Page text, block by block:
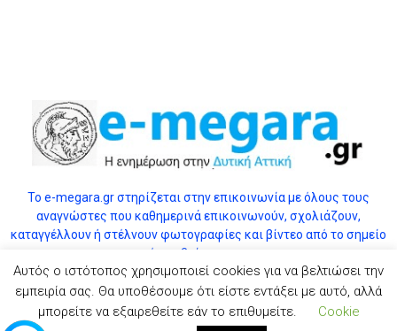
Το e-megara.gr στηρίζεται στην επικοινωνία με όλους τους
αναγνώστες που καθημερινά επικοινωνούν, σχολιάζουν,
καταγγέλλουν ή στέλνουν φωτογραφίες και βίντεο από το σημείο
όπου βρίσκονται.
Αποποίηση ευθύνης (εικόνες & διαγράμματα) Επικοινωνία
© 2025 E-
Αυτός ο ιστότοπος χρησιμοποιεί cookies για να βελτιώσει την
εμπειρία σας. Θα υποθέσουμε ότι είστε εντάξει με αυτό, αλλά
μπορείτε να εξαιρεθείτε εάν το επιθυμείτε.
Cookie